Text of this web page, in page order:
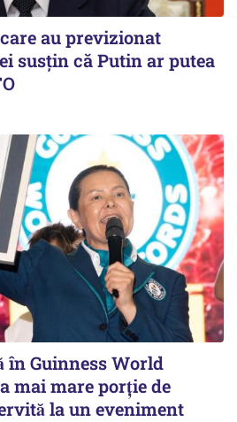
au previzionat
susțin că Putin ar putea
Guinness World
mai mare porție de
la un eveniment